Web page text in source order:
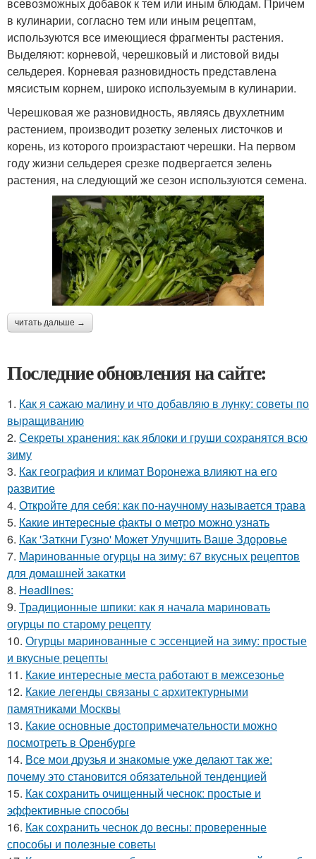
всевозможных добавок к тем или иным блюдам. Причем
в кулинарии, согласно тем или иным рецептам,
используются все имеющиеся фрагменты растения.
Выделяют: корневой, черешковый и листовой виды
сельдерея. Корневая разновидность представлена
мясистым корнем, широко используемым в кулинарии.
Черешковая же разновидность, являясь двухлетним
растением, производит розетку зеленых листочков и
корень, из которого произрастают черешки. На первом
году жизни сельдерея срезке подвергается зелень
растения, на следующий же сезон используются семена.
читать дальше →
Последние обновления на сайте:
1. Как я сажаю малину и что добавляю в лунку: советы по
выращиванию
2. Секреты хранения: как яблоки и груши сохранятся всю
зиму
3. Как география и климат Воронежа влияют на его
развитие
4. Откройте для себя: как по-научному называется трава
5. Какие интересные факты о метро можно узнать
6. Как 'Заткни Гузно' Может Улучшить Ваше Здоровье
7. Маринованные огурцы на зиму: 67 вкусных рецептов
для домашней закатки
8. Headlines:
9. Традиционные шпики: как я начала мариновать
огурцы по старому рецепту
10. Огурцы маринованные с эссенцией на зиму: простые
и вкусные рецепты
11. Какие интересные места работают в межсезонье
12. Какие легенды связаны с архитектурными
памятниками Москвы
13. Какие основные достопримечательности можно
посмотреть в Оренбурге
14. Все мои друзья и знакомые уже делают так же:
почему это становится обязательной тенденцией
15. Как сохранить очищенный чеснок: простые и
эффективные способы
16. Как сохранить чеснок до весны: проверенные
способы и полезные советы